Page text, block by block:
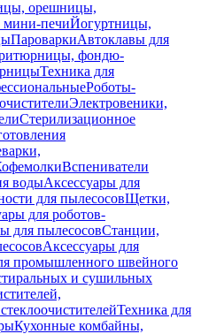
орешницы,
мини-печиЙогуртницы,
ПароваркиАвтоклавы для
фондю-
Техника для
Роботы-
Электровеники,
Стерилизационное
Вспениватели
водыАксессуары для
для пылесосовЩетки,
для роботов-
для пылесосовСтанции,
Аксессуары для
промышленного швейного
и сушильных
Техника для
Кухонные комбайны,